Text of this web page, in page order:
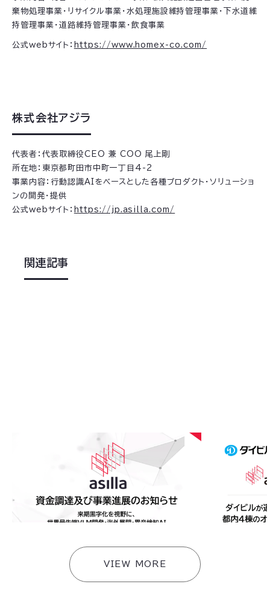
棄物処理事業・リサイクル事業・水処理施設維持管理事業・下水道維
持管理事業・道路維持管理事業・飲食事業
公式webサイト： https://www.homex-co.com/
株式会社アジラ
代表者：代表取締役CEO 兼 COO 尾上剛
所在地：東京都町田市中町一丁目4-2
事業内容：行動認識AIをベースとした各種プロダクト・ソリューショ
ンの開発・提供
公式webサイト： https://jp.asilla.com/
関連記事
アジラ、資金調達及び事業進展のお知らせ〜来期黒
字化を視野に、世界最先端VLM開発・海外展開・異
音検知AI・スマートビルソリューションへ事業拡
2026
「AI
快適な環境
#ニュース
VIEW MORE